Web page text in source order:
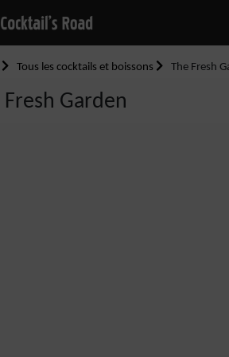
Tous les cocktails et boissons The Fresh
Fresh Garden